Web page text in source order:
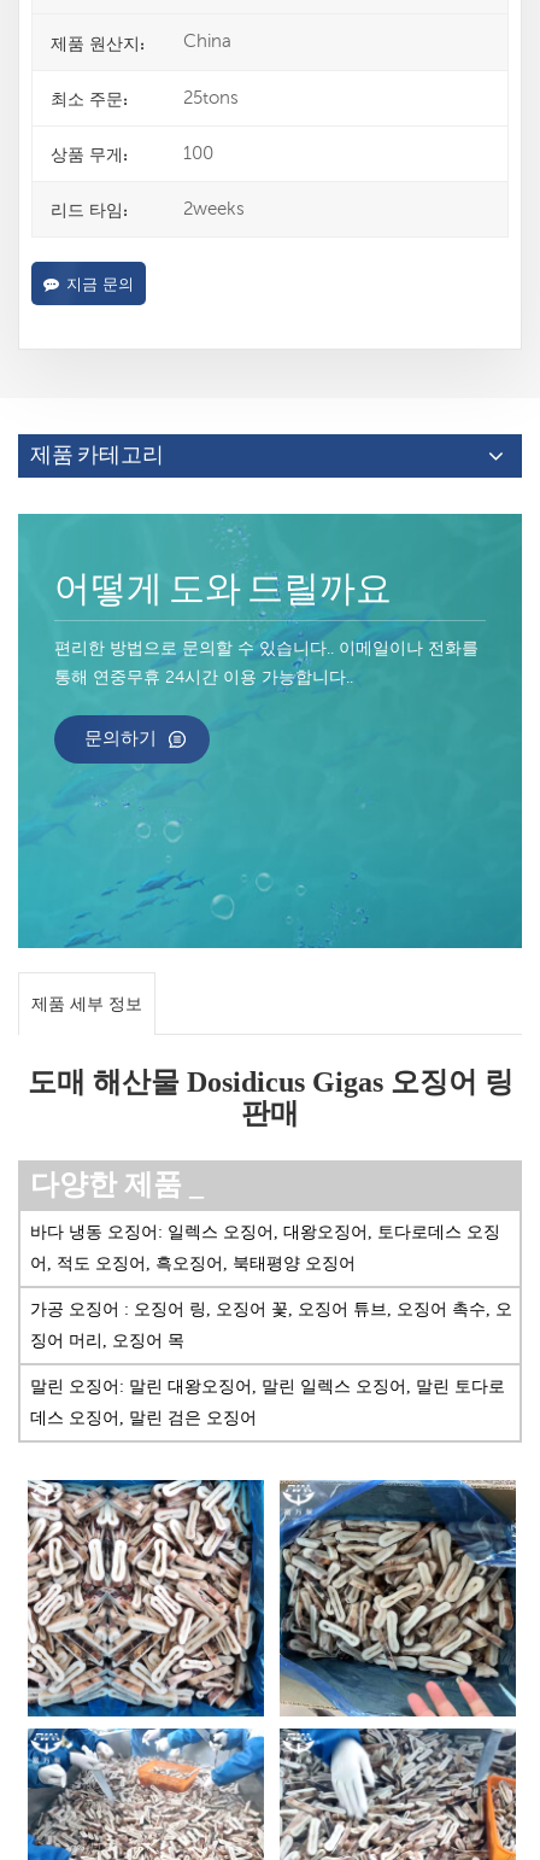
제품 원산지: China
최소 주문: 25tons
상품 무게: 100
리드 타임: 2weeks
지금 문의
제품 카테고리
어떻게 도와 드릴까요
편리한 방법으로 문의할 수 있습니다.. 이메일이나 전화를
통해 연중무휴 24시간 이용 가능합니다..
문의하기
제품 세부 정보
도매 해산물 Dosidicus Gigas 오징어 링
판매
다양한 제품
바다 냉동 오징어: 일렉스 오징어, 대왕오징어, 토다로데스 오징
어, 적도 오징어, 흑오징어, 북태평양 오징어
가공 오징어 : 오징어 링, 오징어 꽃, 오징어 튜브, 오징어 촉수, 오
징어 머리, 오징어 목
말린 오징어: 말린 대왕오징어, 말린 일렉스 오징어, 말린 토다로
데스 오징어, 말린 검은 오징어